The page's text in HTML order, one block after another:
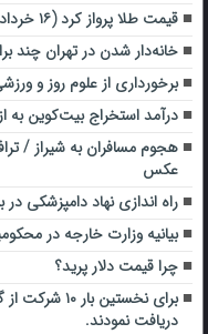
قیمت طلا پرواز کرد (۱۶ خرداد)
خانه‌دار شدن در تهران چند
برخورداری از علوم روز و
درآمد استخراج بیت‌کوین به
هجوم مسافران به شیراز /
عکس
راه اندازی نهاد دامپزشکی
بیانیه وزارت خارجه در
چرا قیمت دلار پرید؟
برای نخستین
دریافت نمودند.